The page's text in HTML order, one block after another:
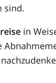
sind.
in